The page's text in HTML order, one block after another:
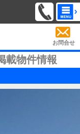
お問合せ
載物件情報